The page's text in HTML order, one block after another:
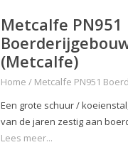
Metcalfe PN951
(Metcalfe)
Home / Metcalfe PN951
Een grote schuur /
van de jaren zestig aan
Lees meer...